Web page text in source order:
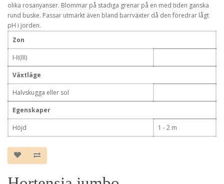
olika rosanyanser. Blommar på stadiga grenar på en med tiden ganska
rund buske. Passar utmärkt även bland barrväxter då den föredrar lågt
pH i jorden.
Zon
I-II(III)
Växtläge
Halvskugga eller sol
Egenskaper
Höjd 1 - 2 m